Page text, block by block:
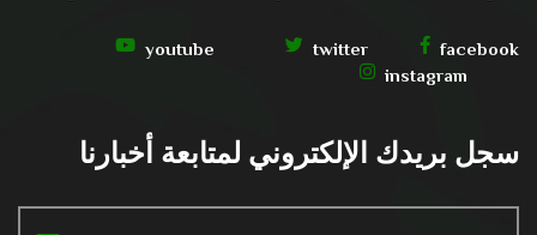
facebook
twitter
youtube
instagram
سجل بريدك الإلكتروني لمتابعة أخبارنا